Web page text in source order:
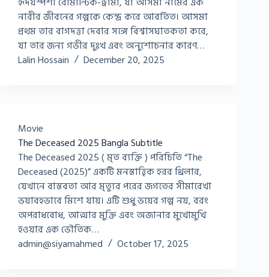
নারীর জীবনের গল্পকে কেন্দ্র করে আবর্তিত। আসমা
প্রথম তার বাগদত্তা দেবার সঙ্গে বিশ্বাসঘাতকতা করে,
যা তার জন্য গভীর দুঃখ এবং অনুশোচনার কারণ…
Lalin Hossain
December 20, 2025
Movie
The Deceased 2025 Bangla Subtitle
The Deceased 2025 ( মৃত ব্যক্তি ) পরিচিতি “The
Deceased (2025)” একটি মনস্তাত্ত্বিক হরর থ্রিলার,
যেখানে বাস্তবতা আর মৃত্যুর পরের জগতের সীমারেখা
ভয়াবহভাবে মিশে যায়। এটি শুধু ভয়ের গল্প নয়, বরং
অপরাধবোধ, আত্মার মুক্তি এবং অজানার মুখোমুখি
হওয়ার এক ভৌতিক…
admin@siyamahmed
October 17, 2025